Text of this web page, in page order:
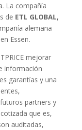
La compañía
de ETL GLOBAL,
alemana
Essen.
mejorar
información
garantías y una
partners y
que es,
auditadas,